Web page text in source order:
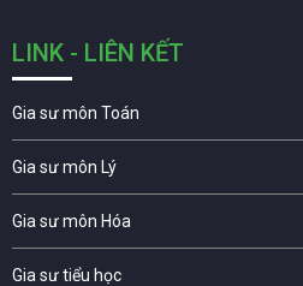
LINK - LIÊN KẾT
Gia sư môn Toán
Gia sư môn Lý
Gia sư môn Hóa
Gia sư tiểu học